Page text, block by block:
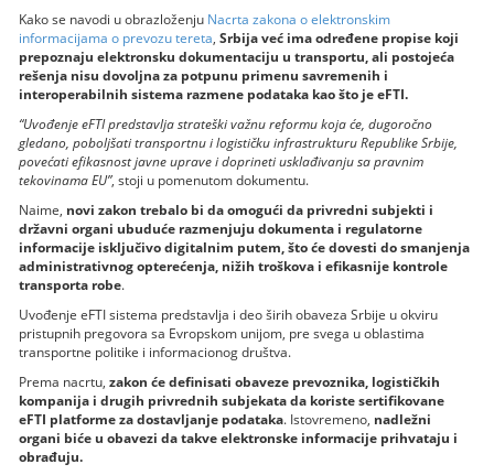
Kako se navodi u obrazloženju Nacrta zakona o elektronskim
informacijama o prevozu tereta,Srbija već ima određene propise koji
prepoznaju elektronsku dokumentaciju u transportu, ali postojeća
rešenja nisu dovoljna za potpunu primenu savremenih i
interoperabilnih sistema razmene podataka kao što je eFTI.
“Uvođenje eFTI predstavlja strateški važnu reformu koja će, dugoročno
gledano, poboljšati transportnu i logističku infrastrukturu Republike Srbije,
povećati efikasnost javne uprave i doprineti usklađivanju sa pravnim
tekovinama EU”, stoji u pomenutom dokumentu.
Naime, novi zakon trebalo bi da omogući da privredni subjekti i
državni organi ubuduće razmenjuju dokumenta i regulatorne
informacije isključivo digitalnim putem, što će dovesti do smanjenja
administrativnog opterećenja, nižih troškova i efikasnije kontrole
transporta robe.
Uvođenje eFTI sistema predstavlja i deo širih obaveza Srbije u okviru
pristupnih pregovora sa Evropskom unijom, pre svega u oblastima
transportne politike i informacionog društva.
Prema nacrtu,zakon će definisati obaveze prevoznika, logističkih
kompanija i drugih privrednih subjekata da koriste sertifikovane
eFTI platforme za dostavljanje podataka. Istovremeno, nadležni
organi biće u obavezi da takve elektronske informacije prihvataju i
obrađuju.